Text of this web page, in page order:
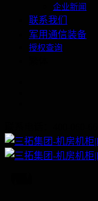
企业新闻
联系我们
军用通信装备
授权查询